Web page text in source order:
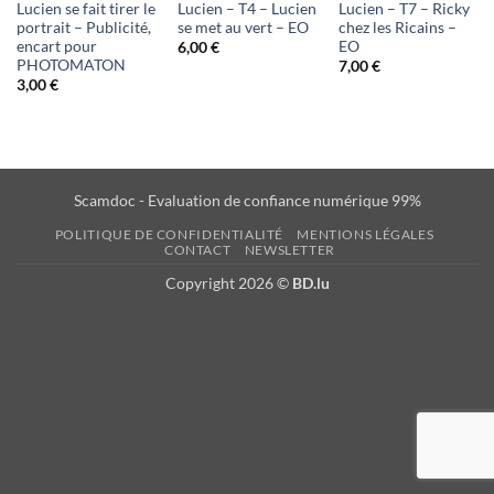
Lucien se fait tirer le
portrait – Publicité,
encart pour
PHOTOMATON
3,00€
Lucien – T4 – Lucien
se met au vert – EO
6,00€
Lucien – T7 – Ricky
chez les Ricains –
EO
7,00€
Scamdoc - Evaluation de confiance numérique 99%
POLITIQUE DE CONFIDENTIALITÉ
MENTIONS LÉGALES
CONTACT
NEWSLETTER
Copyright 2026 © BD.lu